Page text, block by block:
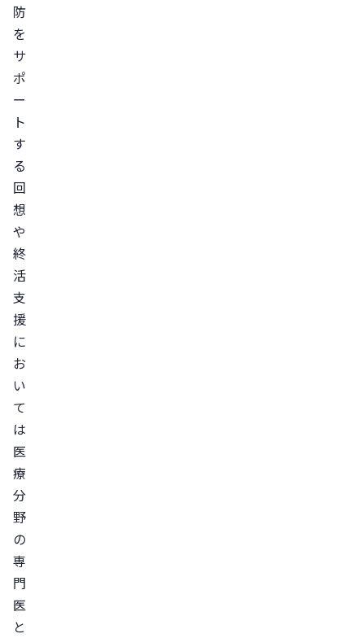
防
を
サ
ポ
ー
ト
す
る
回
想
や
終
活
支
援
に
お
い
て
は
医
療
分
野
の
専
門
医
と